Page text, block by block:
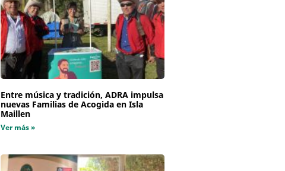
Entre música y tradición, ADRA impulsa
nuevas Familias de Acogida en Isla
Maillen
Ver más »